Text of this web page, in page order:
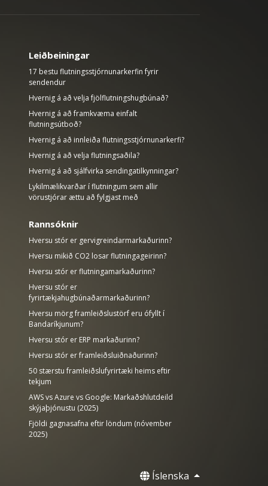
Leiðbeiningar
17 bestu flutningsstjórnunarkerfin fyrir
sendendur
Hvernig á að velja fjölflutningshugbúnað?
Hvernig á að framkvæma einfalt
flutningsútboð?
Hvernig á að innleiða flutningsstjórnunarkerfi?
Hvernig á að velja flutningsaðila?
Hvernig á að sjálfvirka sendingatilkynningar?
Lykilmælikvarðar í flutningum sem allir
vörustjórar ættu að fylgjast með
Rannsóknir
Hversu stór er gervigreindarmarkaðurinn?
Hversu mikið CO2 losar flutningageirinn?
Hversu stór er flutningamarkaðurinn?
Hversu stór er
fyrirtækjahugbúnaðarmarkaðurinn?
Hversu mörg framleiðslustörf eru ófyllt í
Bandaríkjunum?
Hversu stór er ERP markaðurinn?
Hversu stór er framleiðsluiðnaðurinn?
50 stærstu framleiðslufyrirtæki heims eftir
tekjum
AWS vs Azure vs Google: Markaðshlutdeild
skýjaþjónustu (2025)
Fjöldi gagnasafna eftir löndum (nóvember
2025)
Íslenska